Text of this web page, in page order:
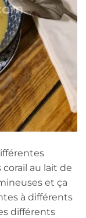
au lait de
et ça
à différents
différents